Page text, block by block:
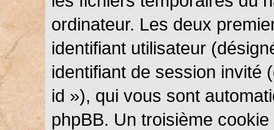
ordinateur. Les deux
identifiant utilisateur
identifiant de session invité
id »), qui vous sont
phpBB. Un troisième